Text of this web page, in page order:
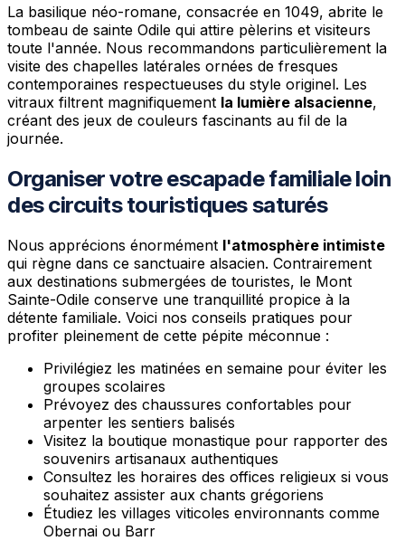
La basilique néo-romane, consacrée en 1049, abrite le
tombeau de sainte Odile qui attire pèlerins et visiteurs
toute l'année. Nous recommandons particulièrement la
visite des chapelles latérales ornées de fresques
contemporaines respectueuses du style originel. Les
vitraux filtrent magnifiquement la lumière alsacienne,
créant des jeux de couleurs fascinants au fil de la
journée.
Organiser votre escapade familiale loin
des circuits touristiques saturés
Nous apprécions énormément l'atmosphère intimiste
qui règne dans ce sanctuaire alsacien. Contrairement
aux destinations submergées de touristes, le Mont
Sainte-Odile conserve une tranquillité propice à la
détente familiale. Voici nos conseils pratiques pour
profiter pleinement de cette pépite méconnue :
Privilégiez les matinées en semaine pour éviter les
groupes scolaires
Prévoyez des chaussures confortables pour
arpenter les sentiers balisés
Visitez la boutique monastique pour rapporter des
souvenirs artisanaux authentiques
Consultez les horaires des offices religieux si vous
souhaitez assister aux chants grégoriens
Étudiez les villages viticoles environnants comme
Obernai ou Barr